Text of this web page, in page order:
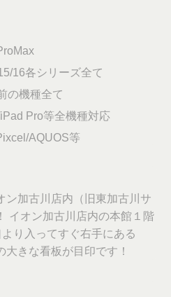
16各シリーズ全て
の機種全て
Pro等全機種対応
AQUOS等
ン加古川店内（旧東加古川サ
イオン加古川店内の本館１階
り入ってすぐ右手にある
大きな看板が目印です！